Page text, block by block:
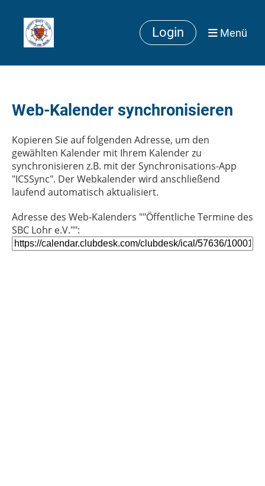
Login Menü
Web-Kalender synchronisieren
Kopieren Sie auf folgenden Adresse, um den
gewählten Kalender mit Ihrem Kalender zu
synchronisieren z.B. mit der Synchronisations-App
"ICSSync". Der Webkalender wird anschließend
laufend automatisch aktualisiert.
Adresse des Web-Kalenders ""Öffentliche Termine des
SBC Lohr e.V."":